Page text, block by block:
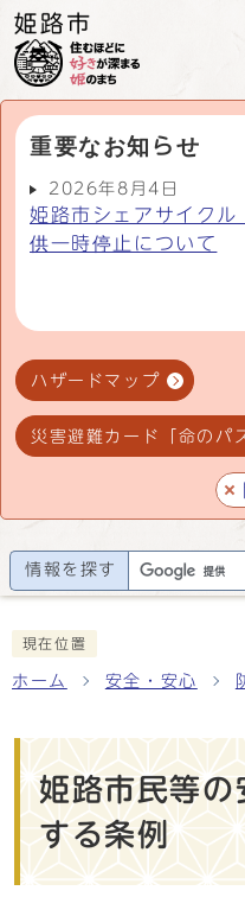
重要なお知らせ
2026年8月4日
姫路市シェアサイクル
供一時停止について
ハザードマップ
災害避難カード「命のパ
情報を探す
現在位置
ホーム 安全・安心
姫路市民等の
する条例